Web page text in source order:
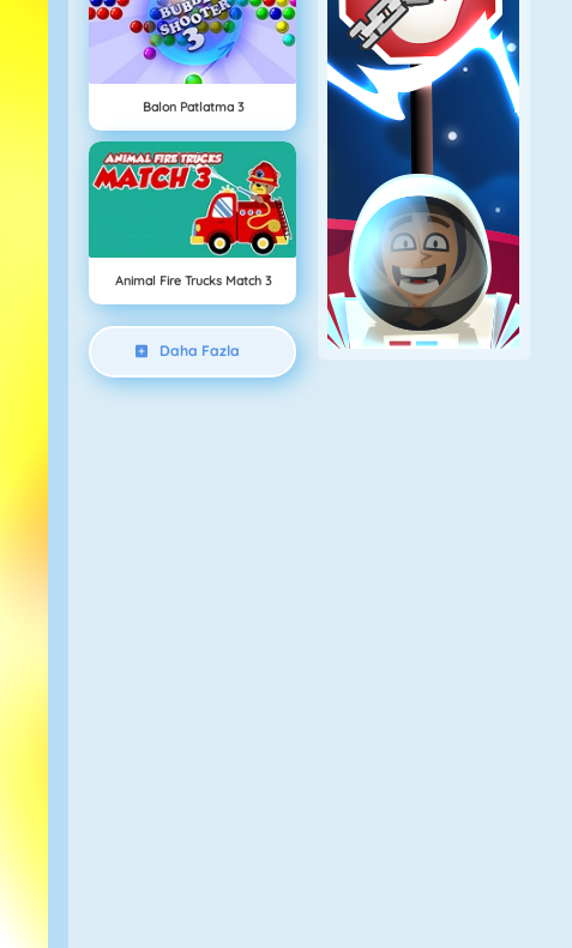
Balon Patlatma 3
Animal Fire Trucks Match 3
Daha Fazla